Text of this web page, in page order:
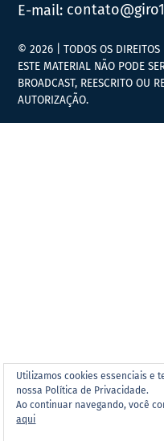
E-mail:
Utilizamos cookies essenciais e
nossa Política de Privacidade.
Ao continuar navegando, você
aqui
© 2026 | TODOS OS DIREITOS
ESTE MATERIAL NÃO PODE
BROADCAST, REESCRITO OU
AUTORIZAÇÃO.